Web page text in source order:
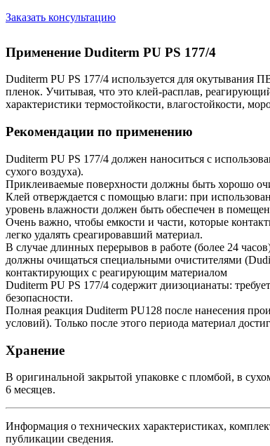
Заказать консультацию
Применение Duditerm PU PS 177/4
Duditerm PU PS 177/4 используется для
пленок. Учитывая, что это клей-расплав,
характеристики термостойкости, влагостойкости,
Рекомендации по применению
Duditerm PU PS 177/4 должен наноситься с
сухого воздуха).
Приклеиваемые поверхности должны быть хорошо
Клей отверждается с помощью влаги: при
уровень влажности должен быть обеспечен в
Очень важно, чтобы емкости и части, которые
легко удалять среагировавший материал.
В случае длинных перерывов в работе (более 24
должны очищаться специальными очистителями
контактирующих с реагирующим материалом
Duditerm PU PS 177/4 содержит диизоцианаты:
безопасности.
Полная реакция Duditerm PU128 после нанесения
условий). Только после этого периода материал
Хранение
В оригинальной закрытой упаковке с пломбой, в
6 месяцев.
Информация о технических характеристиках,
публикации сведения.